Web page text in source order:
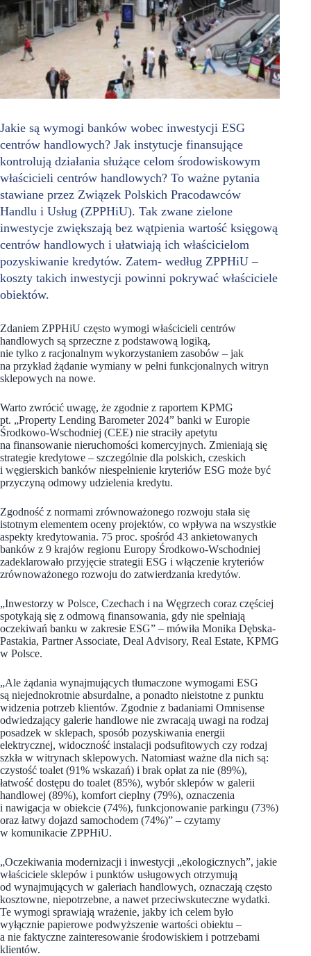
Jakie są wymogi banków wobec inwestycji ESG
centrów handlowych? Jak instytucje finansujące
kontrolują działania służące celom środowiskowym
właścicieli centrów handlowych? To ważne pytania
stawiane przez Związek Polskich Pracodawców
Handlu i Usług (ZPPHiU). Tak zwane zielone
inwestycje zwiększają bez wątpienia wartość księgową
centrów handlowych i ułatwiają ich właścicielom
pozyskiwanie kredytów. Zatem- według ZPPHiU –
koszty takich inwestycji powinni pokrywać właściciele
obiektów.
Zdaniem ZPPHiU często wymogi właścicieli centrów
handlowych są sprzeczne z podstawową logiką,
nie tylko z racjonalnym wykorzystaniem zasobów – jak
na przykład żądanie wymiany w pełni funkcjonalnych witryn
sklepowych na nowe.
Warto zwrócić uwagę, że zgodnie z raportem KPMG
pt. „Property Lending Barometer 2024” banki w Europie
Środkowo-Wschodniej (CEE) nie straciły apetytu
na finansowanie nieruchomości komercyjnych. Zmieniają się
strategie kredytowe – szczególnie dla polskich, czeskich
i węgierskich banków niespełnienie kryteriów ESG może być
przyczyną odmowy udzielenia kredytu.
Zgodność z normami zrównoważonego rozwoju stała się
istotnym elementem oceny projektów, co wpływa na wszystkie
aspekty kredytowania. 75 proc. spośród 43 ankietowanych
banków z 9 krajów regionu Europy Środkowo-Wschodniej
zadeklarowało przyjęcie strategii ESG i włączenie kryteriów
zrównoważonego rozwoju do zatwierdzania kredytów.
„Inwestorzy w Polsce, Czechach i na Węgrzech coraz częściej
spotykają się z odmową finansowania, gdy nie spełniają
oczekiwań banku w zakresie ESG” – mówiła Monika Dębska-
Pastakia, Partner Associate, Deal Advisory, Real Estate, KPMG
w Polsce.
„Ale żądania wynajmujących tłumaczone wymogami ESG
są niejednokrotnie absurdalne, a ponadto nieistotne z punktu
widzenia potrzeb klientów. Zgodnie z badaniami Omnisense
odwiedzający galerie handlowe nie zwracają uwagi na rodzaj
posadzek w sklepach, sposób pozyskiwania energii
elektrycznej, widoczność instalacji podsufitowych czy rodzaj
szkła w witrynach sklepowych. Natomiast ważne dla nich są:
czystość toalet (91% wskazań) i brak opłat za nie (89%),
łatwość dostępu do toalet (85%), wybór sklepów w galerii
handlowej (89%), komfort cieplny (79%), oznaczenia
i nawigacja w obiekcie (74%), funkcjonowanie parkingu (73%)
oraz łatwy dojazd samochodem (74%)” – czytamy
w komunikacie ZPPHiU.
„Oczekiwania modernizacji i inwestycji „ekologicznych”, jakie
właściciele sklepów i punktów usługowych otrzymują
od wynajmujących w galeriach handlowych, oznaczają często
kosztowne, niepotrzebne, a nawet przeciwskuteczne wydatki.
Te wymogi sprawiają wrażenie, jakby ich celem było
wyłącznie papierowe podwyższenie wartości obiektu –
a nie faktyczne zainteresowanie środowiskiem i potrzebami
klientów.